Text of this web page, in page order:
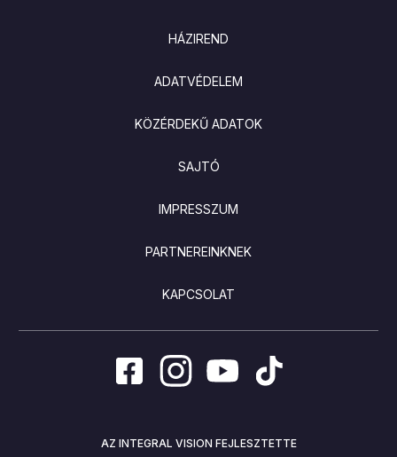
HÁZIREND
ADATVÉDELEM
KÖZÉRDEKŰ ADATOK
SAJTÓ
IMPRESSZUM
PARTNEREINKNEK
KAPCSOLAT
AZ INTEGRAL VISION FEJLESZTETTE